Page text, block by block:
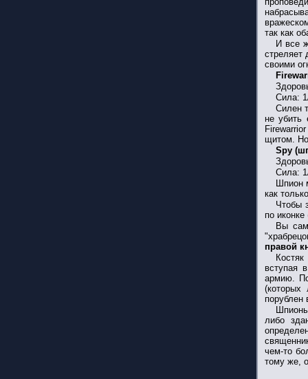
так как
И все
стреляет
своими
Сила:
Силен
не убить
щитом. Но
Spy
Сила:
Шпион
как
Чтобы
по
Вы
правой
вступая
армию. По
(которых
либо
чем-то
тому же,